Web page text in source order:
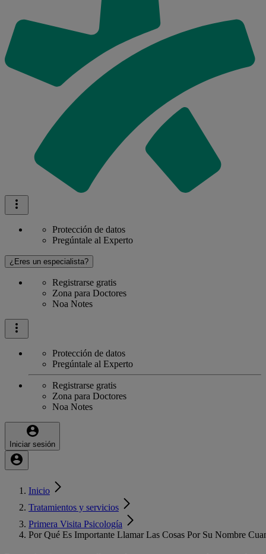
Protección de datos
Pregúntale al Experto
¿Eres un especialista?
Registrarse gratis
Zona para Doctores
Noa Notes
Protección de datos
Pregúntale al Experto
Registrarse gratis
Zona para Doctores
Noa Notes
Iniciar sesión
Inicio
Tratamientos y servicios
Primera Visita Psicología
Por Qué Es Importante Llamar Las Cosas Por Su Nombre